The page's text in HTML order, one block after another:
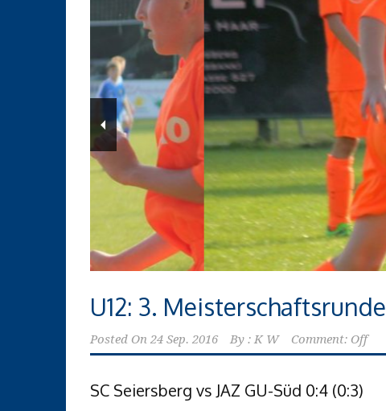
U12: 3. Meisterschaftsrunde
Posted On 24 Sep. 2016 By : K W Comment: Off
SC Seiersberg vs JAZ GU-Süd 0:4 (0:3)